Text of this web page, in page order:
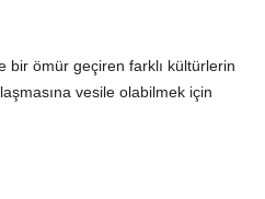
bir ömür geçiren farklı kültürlerin
vesile olabilmek için